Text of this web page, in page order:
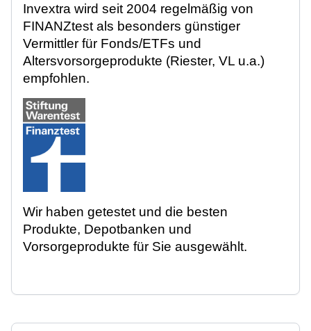
Invextra wird seit 2004 regelmäßig von
FINANZtest als besonders günstiger
Vermittler für Fonds/ETFs und
Altersvorsorgeprodukte (Riester, VL u.a.)
empfohlen.
Wir haben getestet und die besten
Produkte, Depotbanken und
Vorsorgeprodukte für Sie ausgewählt.